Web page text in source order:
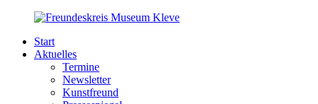
Start
Aktuelles
Termine
Newsletter
Kunstfreund